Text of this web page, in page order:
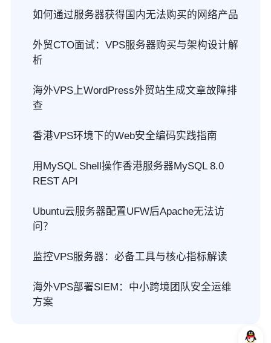
如何通过服务器获得国内无法购买的网络产品
外贸CTO面试：VPS服务器购买与架构设计解
析
海外VPS上WordPress外贸站生成文章故障排
查
香港VPS环境下的Web安全编码实践指南
用MySQL Shell操作香港服务器MySQL 8.0
REST API
Ubuntu云服务器配置UFW后Apache无法访
问？
监控VPS服务器：必备工具与核心指标解读
海外VPS部署SIEM：中小跨境团队安全运维
方案